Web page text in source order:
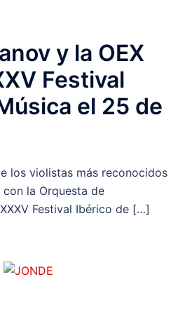
y la OEX
Festival
el 25 de
los violistas más reconocidos
la Orquesta de
Festival Ibérico de […]